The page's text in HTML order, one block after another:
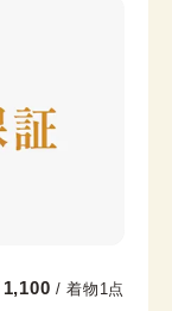
1,100 / 着物1点